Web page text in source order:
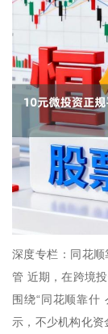
深度专栏：同花
管 近期，在跨境
围绕“同花顺靠什
示，不少机构化